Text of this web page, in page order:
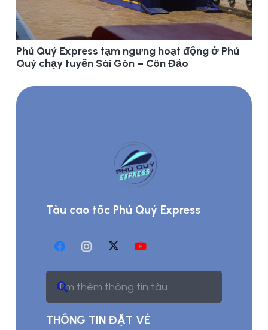
Phú Quý Express tạm ngưng hoạt động ở Phú
Quý chạy tuyến Sài Gòn – Côn Đảo
Tàu cao tốc Phú Quý Express
THÔNG TIN ĐẶT VÉ